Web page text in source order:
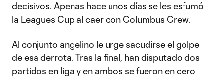
decisivos. Apenas hace unos días se les esfumó
la Leagues Cup al caer con Columbus Crew.
Al conjunto angelino le urge sacudirse el golpe
de esa derrota. Tras la final, han disputado dos
partidos en liga y en ambos se fueron en cero